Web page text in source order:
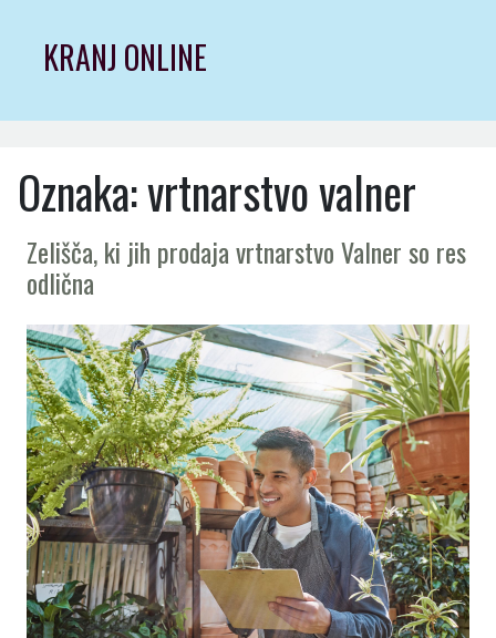
contentKRANJ ONLINE
Oznaka:vrtnarstvo valner
Zelišča, ki jih prodaja vrtnarstvo Valner so res
odlična